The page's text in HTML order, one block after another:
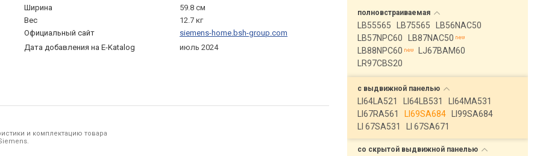
Ширина
59.8 см
Вес
12.7 кг
Официальный сайт
siemens-home.bsh-group.com
Дата добавления на E-Katalog
июль 2024
и комплектацию товара
полновстраиваемая
LB55565 LB75565
LB56NAC50
LB57NPC60
LB87NAC50
LB88NPC60
LJ67BAM60
LR97CBS20
с выдвижной панелью
LI64LA521 LI64LB531
LI64MA531
LI67RA561
LI69SA684
LI99SA684
LI 67SA531
LI 67SA671
со скрытой выдвижной панелью